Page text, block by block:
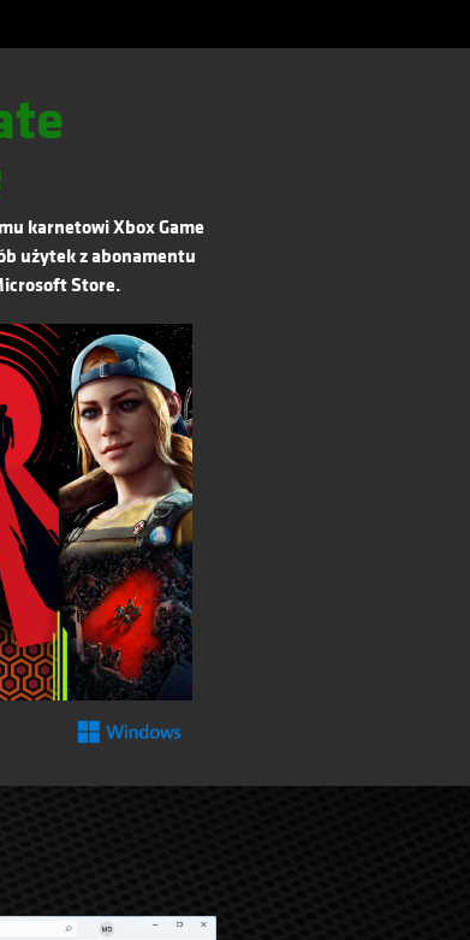
karnetowi Xbox Game
użytek z abonamentu
Store.